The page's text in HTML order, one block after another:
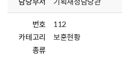
번호
112
카테고리
보훈현황
종류